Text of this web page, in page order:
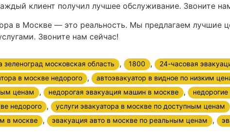
клиент получил лучшее обслуживание. Звоните
в Москве — это реальность. Мы предлагаем лучшие
Звоните нам сейчас!
зеленоград московская область , 1800 , 24-часовая
в москве недорого , автоэвакуатор в видное по низким
ценам , недорогая эвакуация машин в москве ,
недорого , услуги эвакуатора в москве по доступным ценам
в москве , эвакуация авто в москве по реальным ценам ,